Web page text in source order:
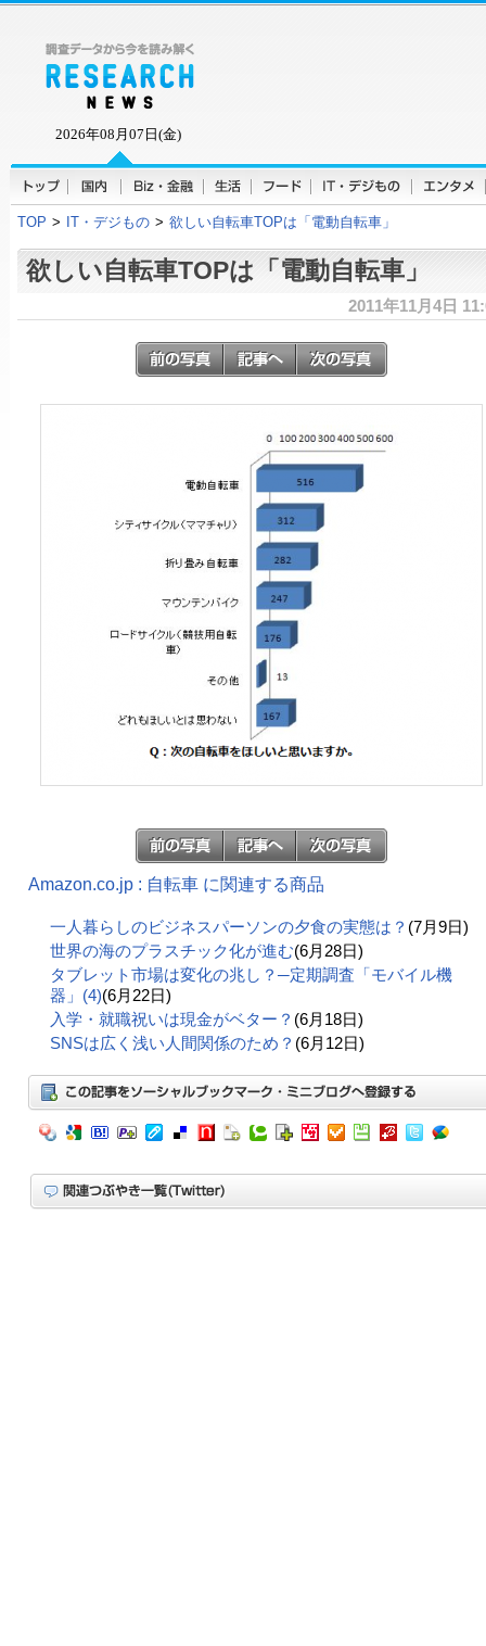
2026年08月07日(金)
TOP > IT・デジもの > 欲しい自転車TOPは「電動自転車」
欲しい自転車TOPは「電動自転車」
2011年11月4日
Amazon.co.jp : 自転車 に関連する商品
一人暮らしのビジネスパーソンの夕食の実態は？ (7月9日)
世界の海のプラスチック化が進む(6月28日)
タブレット市場は変化の兆し？─定期調査「モバイル機
器」(4)(6月22日)
入学・就職祝いは現金がベター？ (6月18日)
SNSは広く浅い人間関係のため？ (6月12日)